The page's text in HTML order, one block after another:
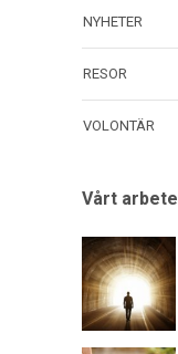
NYHETER
RESOR
VOLONTÄR
Vårt arbete